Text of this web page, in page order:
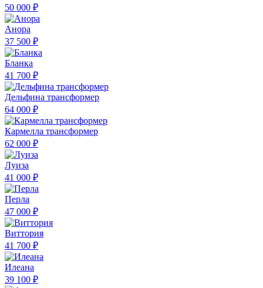
50 000 ₽
Анора
37 500 ₽
Бланка
41 700 ₽
Дельфина трансформер
64 000 ₽
Кармелла трансформер
62 000 ₽
Луиза
41 000 ₽
Перла
47 000 ₽
Виттория
41 700 ₽
Илеана
39 100 ₽